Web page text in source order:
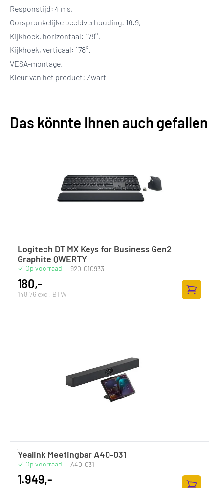
Responstijd: 4 ms,
Oorspronkelijke beeldverhouding: 16:9,
Kijkhoek, horizontaal: 178°,
Kijkhoek, verticaal: 178°.
VESA-montage.
Kleur van het product: Zwart
Das könnte Ihnen auch gefallen
Logitech DT MX Keys for Business Gen2
Graphite QWERTY
Op voorraad · 920-010933
180,-
148,76 excl. BTW
Zum
Yealink Meetingbar A40-031
Op voorraad · A40-031
1.949,-